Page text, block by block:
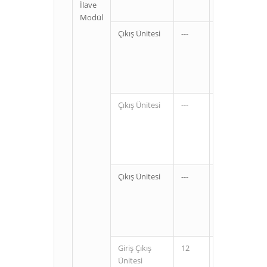
İlave
Modül
Çıkış Ünitesi ---
Çıkış Ünitesi ---
Çıkış Ünitesi ---
Giriş Çıkış
Ünitesi
12